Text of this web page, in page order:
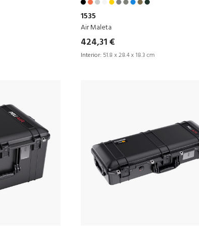
1535
Air Maleta
424,31 €
Interior: 51.8 x 28.4 x 18.3 cm